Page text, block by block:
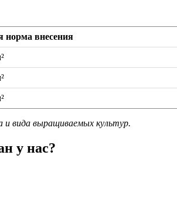
норма внесения
и вида выращиваемых культур.
у нас?